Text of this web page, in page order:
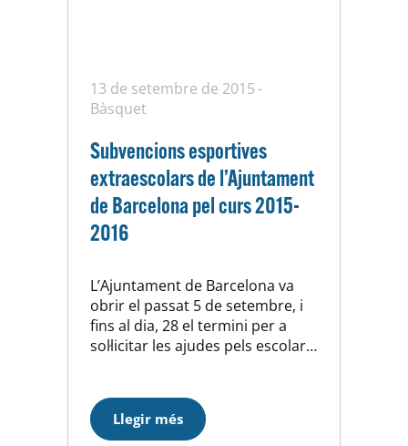
13 de setembre de 2015
Bàsquet
Subvencions esportives
extraescolars de l’Ajuntament
de Barcelona pel curs 2015-
2016
L’Ajuntament de Barcelona va
obrir el passat 5 de setembre, i
fins al dia, 28 el termini per a
sol·licitar les ajudes pels escolars
l’horari escolar. Pel curs escolar
2015-2106, l’Ajuntament
Llegir més